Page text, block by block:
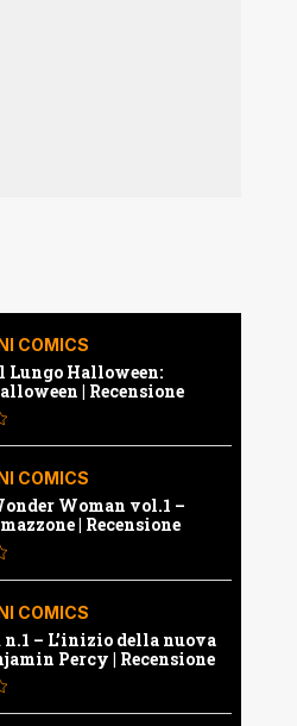
COMICS
Lungo Halloween:
| Recensione
COMICS
Woman vol.1 –
| Recensione
COMICS
n.1 – L’inizio della nuova
Percy | Recensione